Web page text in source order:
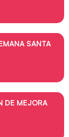
SANTA
DE MEJORA